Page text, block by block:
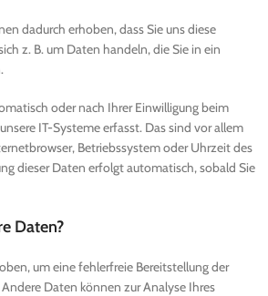
dadurch erhoben, dass Sie uns diese
z. B. um Daten handeln, die Sie in ein
oder nach Ihrer Einwilligung beim
IT-Systeme erfasst. Das sind vor allem
Betriebssystem oder Uhrzeit des
dieser Daten erfolgt automatisch, sobald Sie
Daten?
um eine fehlerfreie Bereitstellung der
Daten können zur Analyse Ihres